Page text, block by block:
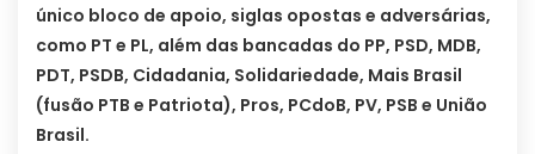
único bloco de apoio, siglas opostas e adversárias,
como PT e PL, além das bancadas do PP, PSD, MDB,
PDT, PSDB, Cidadania, Solidariedade, Mais Brasil
(fusão PTB e Patriota), Pros, PCdoB, PV, PSB e União
Brasil.